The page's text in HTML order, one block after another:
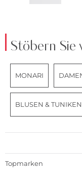
Stöbern Sie
MONARI
BLUSEN & TUNIKEN
Topmarken